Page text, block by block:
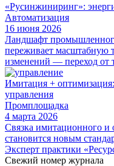
«Русинжиниринг»:
Автоматизация
16 июня 2026
Ландшафт
переживает масштабную
изменений — переход от
Имитация +
управления
Промплощадка
4 марта 2026
Связка имитационного и
становится новым
Эксперт практики
Свежий номер журнала